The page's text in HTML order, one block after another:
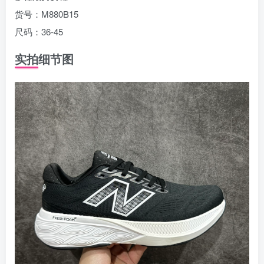
货号：M880B15
尺码：36-45
实拍细节图